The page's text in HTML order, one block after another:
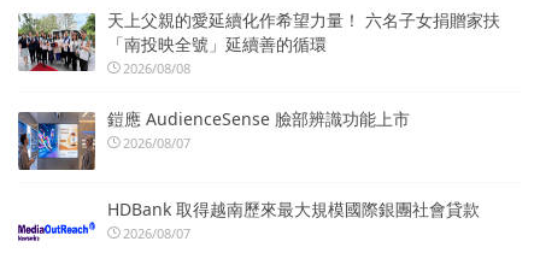
天上父親的愛延續化作希望力量！ 六名子女捐贈家扶
「南投映全號」延續善的循環
2026/08/08
鎧應 AudienceSense 臉部辨識功能上市
2026/08/07
HDBank 取得越南歷來最大規模國際銀團社會貸款
2026/08/07